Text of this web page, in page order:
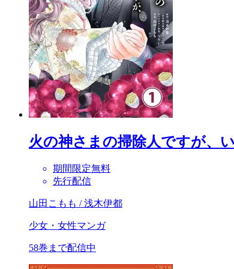
火の神さまの掃除人ですが、
期間限定無料
先行配信
山田こもも / 浅木伊都
少女・女性マンガ
58巻まで配信中